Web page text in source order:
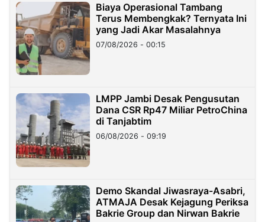
Biaya Operasional Tambang
Terus Membengkak? Ternyata Ini
yang Jadi Akar Masalahnya
07/08/2026 - 00:15
LMPP Jambi Desak Pengusutan
Dana CSR Rp47 Miliar PetroChina
di Tanjabtim
06/08/2026 - 09:19
Demo Skandal Jiwasraya-Asabri,
ATMAJA Desak Kejagung Periksa
Bakrie Group dan Nirwan Bakrie